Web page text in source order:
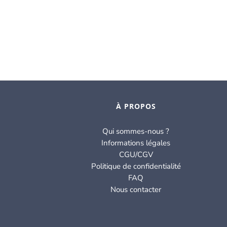
À PROPOS
Qui sommes-nous ?
Informations légales
CGU/CGV
Politique de confidentialité
FAQ
Nous contacter